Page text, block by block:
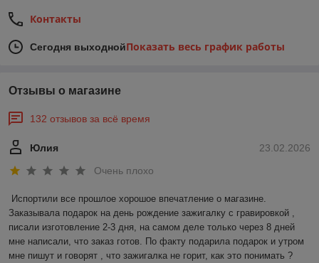
Контакты
Сегодня выходнойПоказать весь график работы
Отзывы о магазине
132 отзывов за всё время
23.02.2026
Юлия
Очень плохо
Испортили все прошлое хорошое впечатление о магазине.
Заказывала подарок на день рождение зажигалку с гравировкой ,
писали изготовление 2-3 дня, на самом деле только через 8 дней
мне написали, что заказ готов. По факту подарила подарок и утром
мне пишут и говорят , что зажигалка не горит, как это понимать ?